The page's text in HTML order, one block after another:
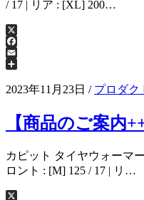
/ 17 | リア : [XL] 200…
X
Facebook
Email
有
2023年11月23日 / プロダク
【商品のご案内
カピット タイヤウォーマ
ロント : [M] 125 / 17 | リ…